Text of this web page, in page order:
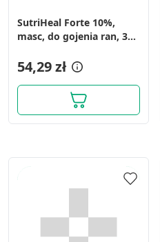
SutriHeal Forte 10%,
masc, do gojenia ran, 30
54,29 zł
Wykorzystanie profili do
spersonalizowanych reklam
Wykorzystywanie profili w
spersonalizowanych treści
Pomiar efektywności reklam
Rozumienie odbiorców
kombinacji danych z różnych
Rozwój i ulepszanie usług